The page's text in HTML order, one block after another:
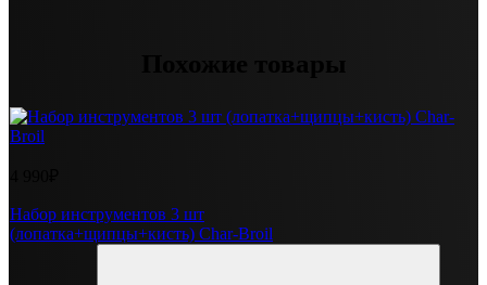
Набор инструментов 3 шт
(лопатка+щипцы+кисть) Char-Broil